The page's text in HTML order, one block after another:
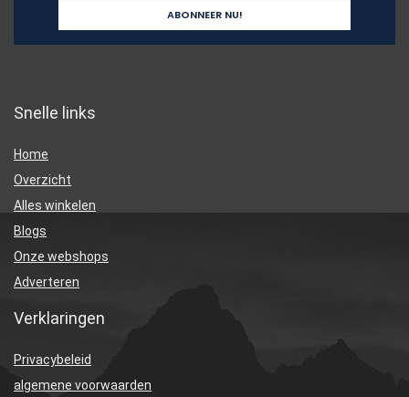
Snelle links
Home
Overzicht
Alles winkelen
Blogs
Onze webshops
Adverteren
Verklaringen
Privacybeleid
algemene voorwaarden